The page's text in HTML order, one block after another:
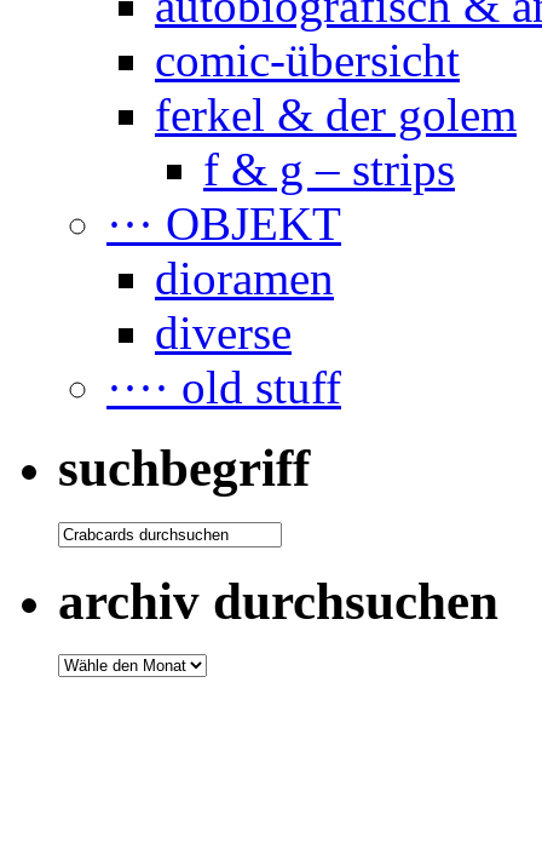
comic-übersicht
ferkel & der golem
f & g – strips
··· OBJEKT
dioramen
diverse
···· old stuff
suchbegriff
archiv durchsuchen